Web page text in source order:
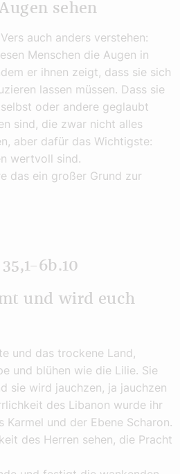
sehen
auch anders verstehen:
Menschen die Augen in
er ihnen zeigt, dass sie sich
lassen müssen. Dass sie
oder andere geglaubt
sind, die zwar nicht alles
aber dafür das Wichtigste:
wertvoll sind.
das ein großer Grund zur
und wird euch
und das trockene Land,
und blühen wie die Lilie. Sie
sie wird jauchzen, ja jauchzen
des Libanon wurde ihr
Karmel und der Ebene Scharon.
des Herren sehen, die Pracht